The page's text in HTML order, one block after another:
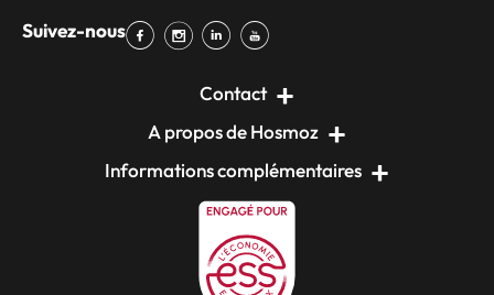
Suivez-nous
Contact
A propos de Hosmoz
Informations complémentaires